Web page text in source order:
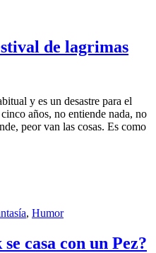
de lagrimas
y es un desastre para el
años, no entiende nada, no
peor van las cosas. Es como
, Humor
casa con un Pez?